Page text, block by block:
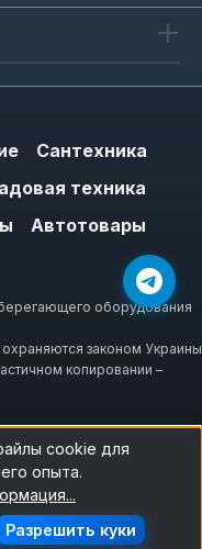
Сантехника
техника
Автотовары
оборудования
законом Украины
копировании –
cookie для
опыта.
Разрешить куки